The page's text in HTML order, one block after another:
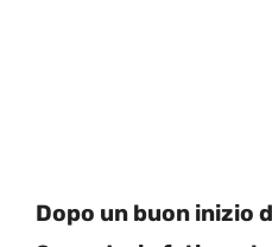
Dopo un buon inizio